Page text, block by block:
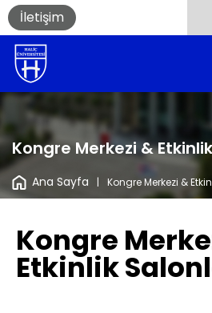
İletişim
Kongre Merkezi &
Ana Sayfa | Kongre Merkezi &
Kongre
Etkinlik